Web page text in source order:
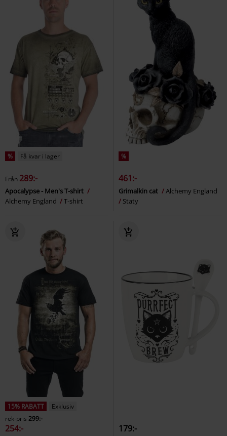
% Få kvar i lager
Från 289:-
Apocalypse - Men's T-shirt
Alchemy England
T-shirt
%
461:-
Grimalkin cat
Alchemy England
Staty
15% RABATT
Exklusiv
rek-pris 299:-
254:- 179:-